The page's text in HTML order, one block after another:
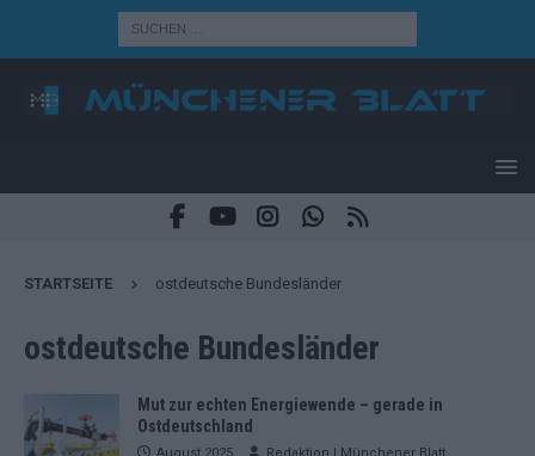
STARTSEITE ostdeutsche Bundesländer
ostdeutsche Bundesländer
Mut zur echten Energiewende – gerade in
Ostdeutschland
August 2025 Redaktion | Münchener Blatt